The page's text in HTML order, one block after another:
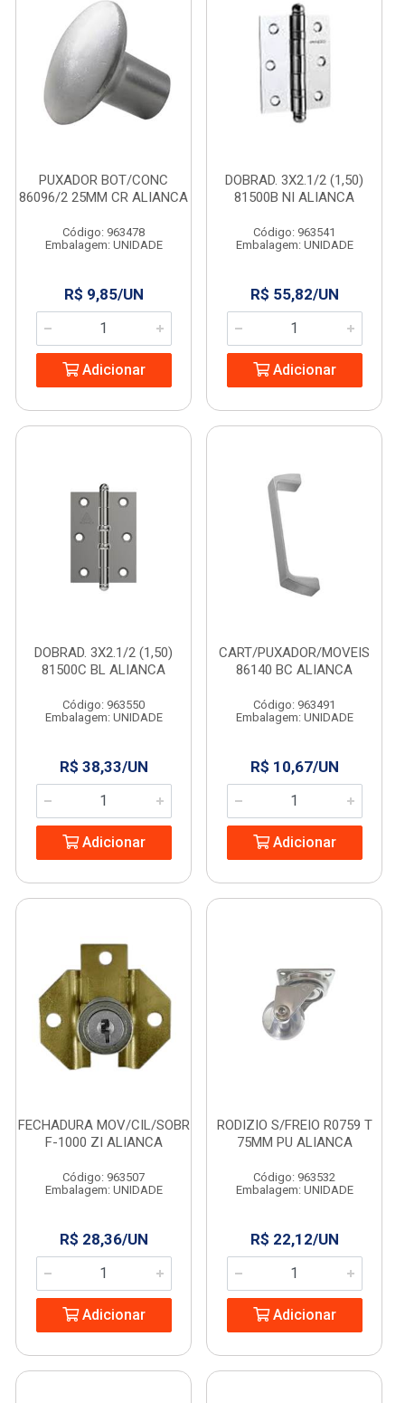
PUXADOR BOT/CONC
86096/2 25MM CR ALIANCA
Código: 963478
Embalagem: UNIDADE
R$ 9,85/UN
Adicionar
DOBRAD. 3X2.1/2 (1,50)
81500B NI ALIANCA
Código: 963541
Embalagem: UNIDADE
R$ 55,82/UN
Adicionar
DOBRAD. 3X2.1/2 (1,50)
81500C BL ALIANCA
Código: 963550
Embalagem: UNIDADE
R$ 38,33/UN
Adicionar
CART/PUXADOR/MOVEIS
86140 BC ALIANCA
Código: 963491
Embalagem: UNIDADE
R$ 10,67/UN
Adicionar
FECHADURA MOV/CIL/SOBR
F-1000 ZI ALIANCA
Código: 963507
Embalagem: UNIDADE
R$ 28,36/UN
Adicionar
RODIZIO S/FREIO R0759 T
75MM PU ALIANCA
Código: 963532
Embalagem: UNIDADE
R$ 22,12/UN
Adicionar